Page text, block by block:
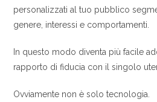
personalizzati al tuo pubblico
genere, interessi e comportamenti.
In questo modo diventa più facile
rapporto di fiducia con il singolo
Ovviamente non è solo tecnologia.